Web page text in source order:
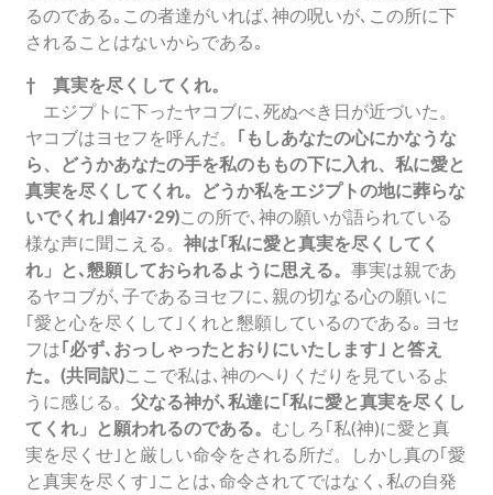
るのである｡この者達がいれば､神の呪いが､この所に下
されることはないからである｡
† 真実を尽くしてくれ。
エジプトに下ったヤコブに､死ぬべき日が近づいた。
ヤコブはヨセフを呼んだ。 ｢もしあなたの心にかなうな
ら、どうかあなたの手を私のももの下に入れ、私に愛と
真実を尽くしてくれ。どうか私をエジプトの地に葬らな
いでくれ｣ 創47･29)この所で､神の願いが語られている
様な声に聞こえる。神は｢私に愛と真実を尽くしてく
れ」と､懇願しておられるように思える。事実は親であ
るヤコブが､子であるヨセフに､親の切なる心の願いに
｢愛と心を尽くして｣くれと懇願しているのである｡ ヨセ
フは｢必ず､おっしゃったとおりにいたします｣ と答え
た。(共同訳)ここで私は､神のへりくだりを見ているよ
うに感じる。父なる神が､私達に｢私に愛と真実を尽くし
てくれ」と願われるのである。 むしろ｢私(神)に愛と真
実を尽くせ｣と厳しい命令をされる所だ。しかし真の｢愛
と真実を尽くす｣ことは､命令されてではなく､私の自発